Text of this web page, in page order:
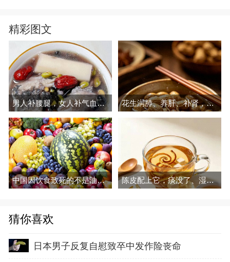
精彩图文
男人补腰腿，女人补气血，建议多吃 花生润肺、养肝、补肾，现在吃正好
中国因饮食致死的不是油和糖，这三种吃法才是真要命 陈皮配上它，痰没了、湿走了，越喝越润
猜你喜欢
日本男子反复自慰致卒中发作险丧命